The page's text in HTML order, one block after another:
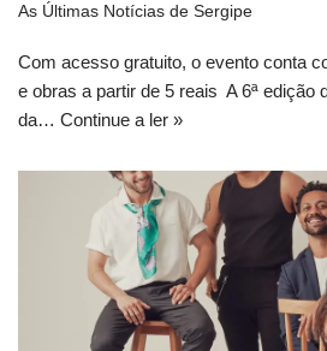
As Últimas Notícias de Sergipe
Com acesso gratuito, o evento conta
e obras a partir de 5 reais A 6ª edição
da… Continue a ler »